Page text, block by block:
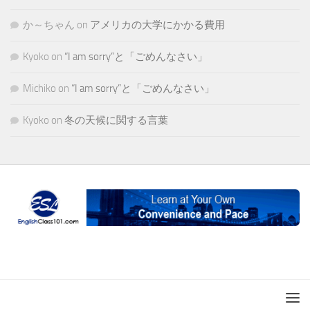
か～ちゃん on アメリカの大学にかかる費用
Kyoko on “I am sorry”と「ごめんなさい」
Michiko on “I am sorry”と「ごめんなさい」
Kyoko on 冬の天候に関する言葉